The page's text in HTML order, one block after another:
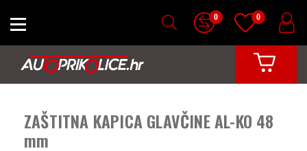
0 0
ZAŠTITNA KAPICA GLAVČINE AL-KO 48
mm